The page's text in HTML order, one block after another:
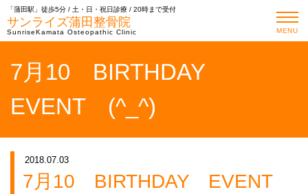
「蒲田駅」徒歩5分 / 土・日・祝日診療 / 20時まで受付
サンライズ蒲田整骨院
SunriseKamata Osteopathic Clinic MENU
7月10 BIRTHDAY
EVENT (^_^)
2018.07.03
7月10 BIRTHDAY EVENT